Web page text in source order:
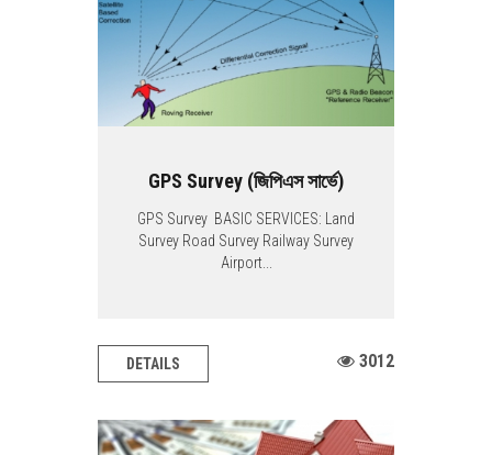
GPS Survey (জিপিএস সার্ভে)
GPS Survey BASIC SERVICES: Land
Survey Road Survey Railway Survey
Airport...
DETAILS 3012